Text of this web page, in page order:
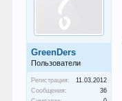
GreenDers
Пользователи
Регистрация:
11.03.2012
Сообщения:
36